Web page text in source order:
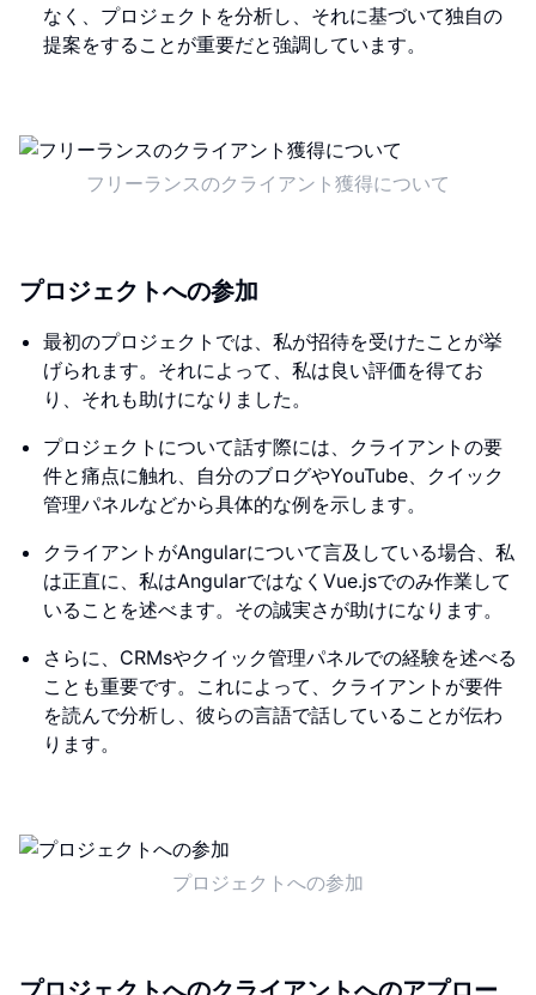
なく、プロジェクトを分析し、それに基づいて独自の
提案をすることが重要だと強調しています。
フリーランスのクライアント獲得について
プロジェクトへの参加
最初のプロジェクトでは、私が招待を受けたことが挙
げられます。それによって、私は良い評価を得てお
り、それも助けになりました。
プロジェクトについて話す際には、クライアントの要
件と痛点に触れ、自分のブログやYouTube、クイック
管理パネルなどから具体的な例を示します。
クライアントがAngularについて言及している場合、私
は正直に、私はAngularではなくVue.jsでのみ作業して
いることを述べます。その誠実さが助けになります。
さらに、CRMsやクイック管理パネルでの経験を述べる
ことも重要です。これによって、クライアントが要件
を読んで分析し、彼らの言語で話していることが伝わ
ります。
プロジェクトへの参加